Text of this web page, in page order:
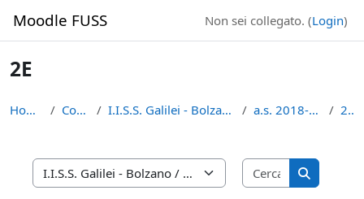
Moodle FUSS Non sei collegato. (Login)
2E
Home Corsi I.I.S.S. Galilei - Bolzano a.s. 2018-19 2E
Categorie di corso
Cerca corsi
Cerca corsi